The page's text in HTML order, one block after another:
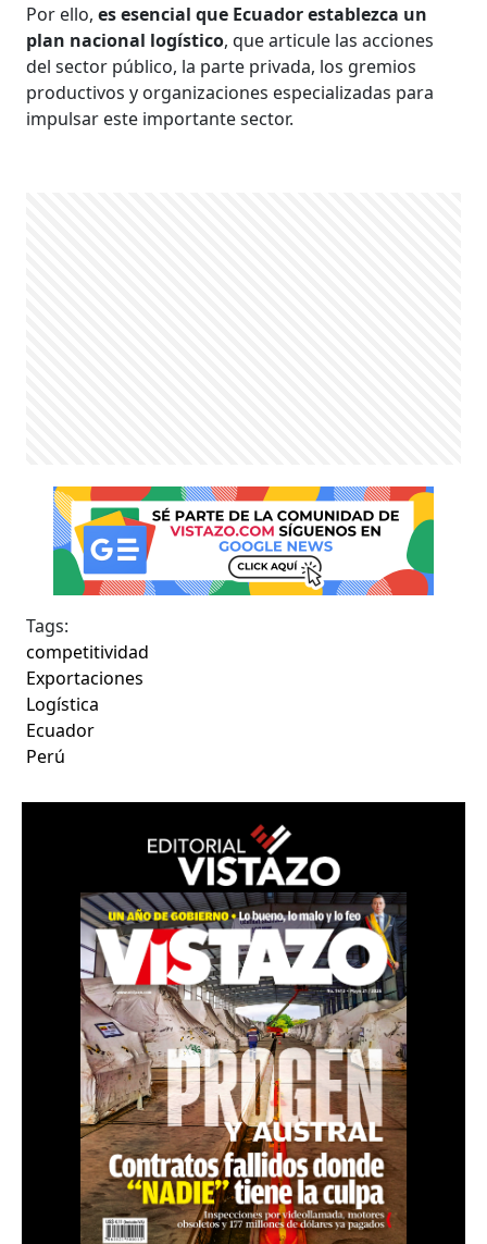
Por ello,es esencial que Ecuador establezca un
plan nacional logístico, que articule las acciones
del sector público, la parte privada, los gremios
productivos y organizaciones especializadas para
impulsar este importante sector.
Tags:
competitividad
Exportaciones
Logística
Ecuador
Perú